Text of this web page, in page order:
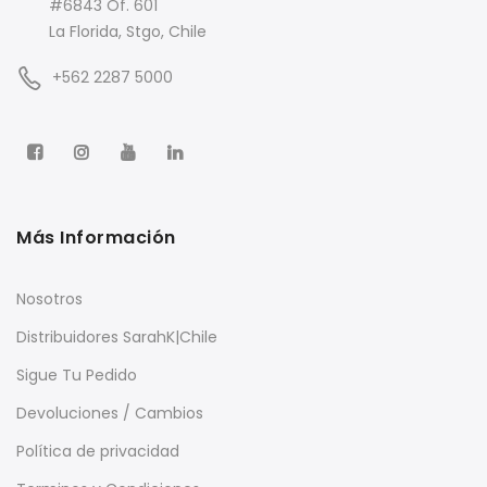
#6843 Of. 601
La Florida, Stgo, Chile
+562 2287 5000
Más Información
Nosotros
Distribuidores SarahK|Chile
Sigue Tu Pedido
Devoluciones / Cambios
Política de privacidad